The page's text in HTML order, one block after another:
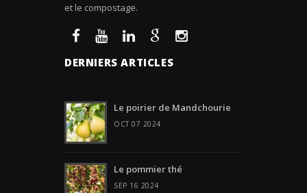
et le compostage.
DERNIERS ARTICLES
Le poirier de Mandchourie
OCT 07 2024
Le pommier thé
SEP 16 2024